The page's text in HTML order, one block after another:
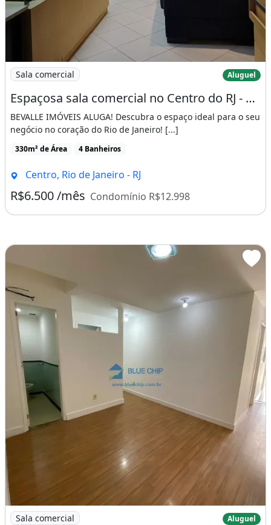
seus imóveis. No entanto os mesmos estão
sujeitos a alteração, sem aviso prévio, por
parte dos proprietários. <br /><br />
<br /><br />
Código do Anúncio: 6164_2083777<br/><br />
<br/><br />
Este imóvel tem as seguintes características:
<br/><br />
Destaques: Alarme, Ar Condicionado,
Quintal<br/><br />
Básico: Elevador, Esgoto, Pavimentação<br/>
Serviços Próximos: Pizzaria,
Praça/Parque<br/><br />
Características da sala comercial:
Alarme
Elevador
Condomínio Fechado
Rua Asfaltada
Piscina
Quantidade De Andares: 7
Andar Do Imóvel: 4
Ano De Construção: 2007
Ar-condicionado Piscina Varanda
Imagem: Espaçosa sala comercial no Centro do RJ
Sala comercial Aluguel
Espaçosa sala comercial no Centro do RJ - 350m² para locação
BEVALLE IMÓVEIS ALUGA! Descubra o espaço ideal para o seu
negócio no coração do Rio de Janeiro! [...]
330m² de Área 4 Banheiros
Centro, Rio de Janeiro - RJ
R$6.500 /mês Condomínio R$12.998
Imagem: Sala para Locação no Shopping Novo Leblon
Sala comercial Aluguel